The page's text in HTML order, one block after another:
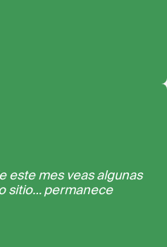
este mes veas algunas
sitio… permanece